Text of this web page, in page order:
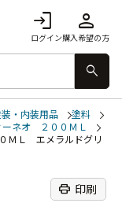
login
ログイン
person
購入希望の方
search
・内装用品
塗料
ーネオ ２００ＭＬ
ＭＬ エメラルドグリ
print 印刷